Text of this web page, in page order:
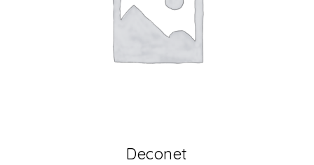
Deconet